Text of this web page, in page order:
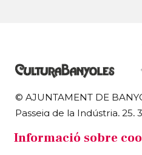
© AJUNTAMENT DE
Passeig de la Indústria, 25,
972 58 18 48 | 972 57 00 50
Informació sobre